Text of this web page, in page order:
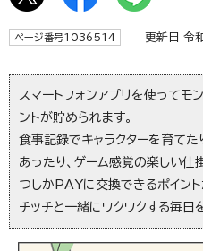
ページ番号1036514 更新日 令
スマートフォンアプリを使ってモ
ントが貯められます。
食事記録でキャラクターを育てた
あったり、ゲーム感覚の楽しい仕
つしかPAYに交換できるポイン
チッチと一緒にワクワクする毎日